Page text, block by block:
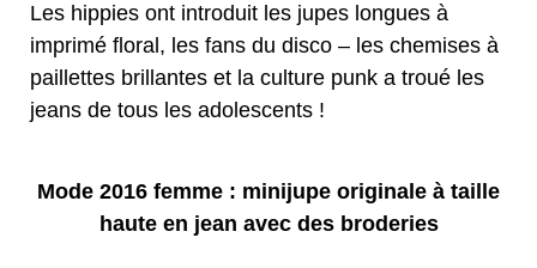
Les hippies ont introduit les jupes longues à
imprimé floral, les fans du disco – les chemises à
paillettes brillantes et la culture punk a troué les
jeans de tous les adolescents !
Mode 2016 femme : minijupe originale à taille
haute en jean avec des broderies